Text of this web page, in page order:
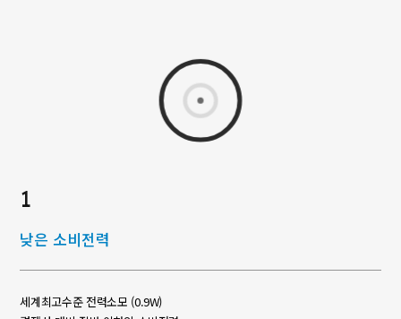
1
낮은 소비전력
세계최고수준 전력소모 (0.9W)